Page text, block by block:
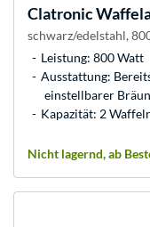
Clatronic
schwarz/edelstahl,
Leistung: 800 Watt
Ausstattung:
einstellbarer
Kapazität: 2
Nicht lagernd, ab